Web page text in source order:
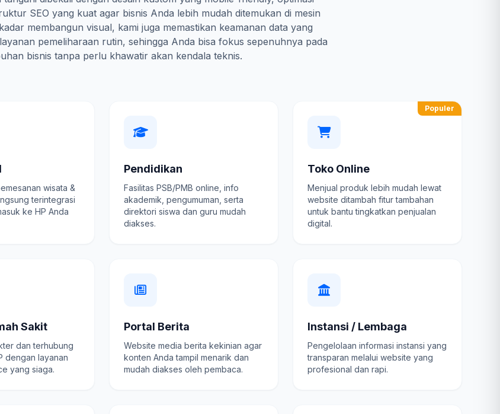
SEO yang kuat agar bisnis Anda lebih mudah ditemukan di mesin
membangun visual, kami juga memastikan keamanan data yang
pemeliharaan rutin, sehingga Anda bisa fokus sepenuhnya pada
bisnis tanpa perlu khawatir akan kendala teknis.
wisata &
terintegrasi
ke HP Anda
Pendidikan
Fasilitas PSB/PMB online, info
akademik, pengumuman, serta
direktori siswa dan guru mudah
diakses.
Populer
Toko Online
Menjual produk lebih mudah lewat
website ditambah fitur tambahan
untuk bantu tingkatkan penjualan
digital.
Sakit
dan terhubung
dengan layanan
yang siaga.
Portal Berita
Website media berita kekinian agar
konten Anda tampil menarik dan
mudah diakses oleh pembaca.
Instansi / Lembaga
Pengelolaan informasi instansi yang
transparan melalui website yang
profesional dan rapi.